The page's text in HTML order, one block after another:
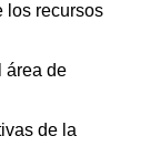
los recursos
área de
de la